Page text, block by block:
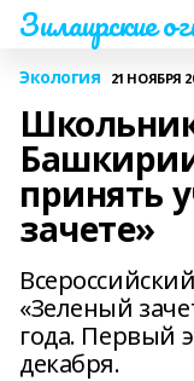
Зилаирские
Экология 21 НОЯБРЯ
принять
зачете»
«Зеленый
года. Первый
декабря.